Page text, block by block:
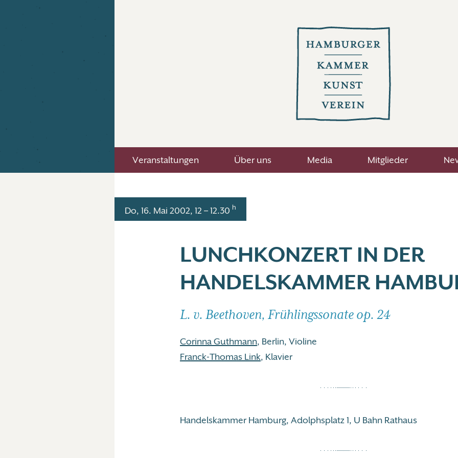
Veranstaltungen Über uns Media Mitglieder
Do, 16. Mai 2002, 12 – 12.30 h
LUNCHKONZERT IN DER
HANDELSKAMMER
L. v. Beethoven, Frühlingssonate op. 24
Corinna Guthmann, Berlin, Violine
Franck-Thomas Link, Klavier
Handelskammer Hamburg, Adolphsplatz 1, U Bahn Rathaus